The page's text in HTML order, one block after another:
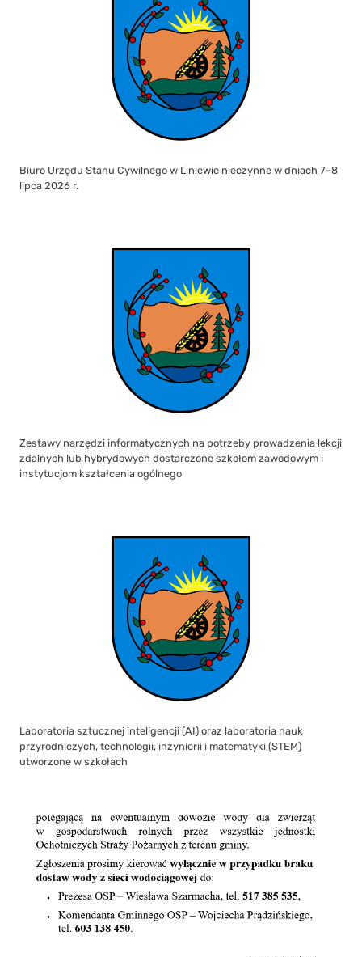
Biuro Urzędu Stanu Cywilnego w Liniewie nieczynne w dniach 7–8
lipca 2026 r.
Zestawy narzędzi informatycznych na potrzeby prowadzenia lekcji
zdalnych lub hybrydowych dostarczone szkołom zawodowym i
instytucjom kształcenia ogólnego
Laboratoria sztucznej inteligencji (AI) oraz laboratoria nauk
przyrodniczych, technologii, inżynierii i matematyki (STEM)
utworzone w szkołach